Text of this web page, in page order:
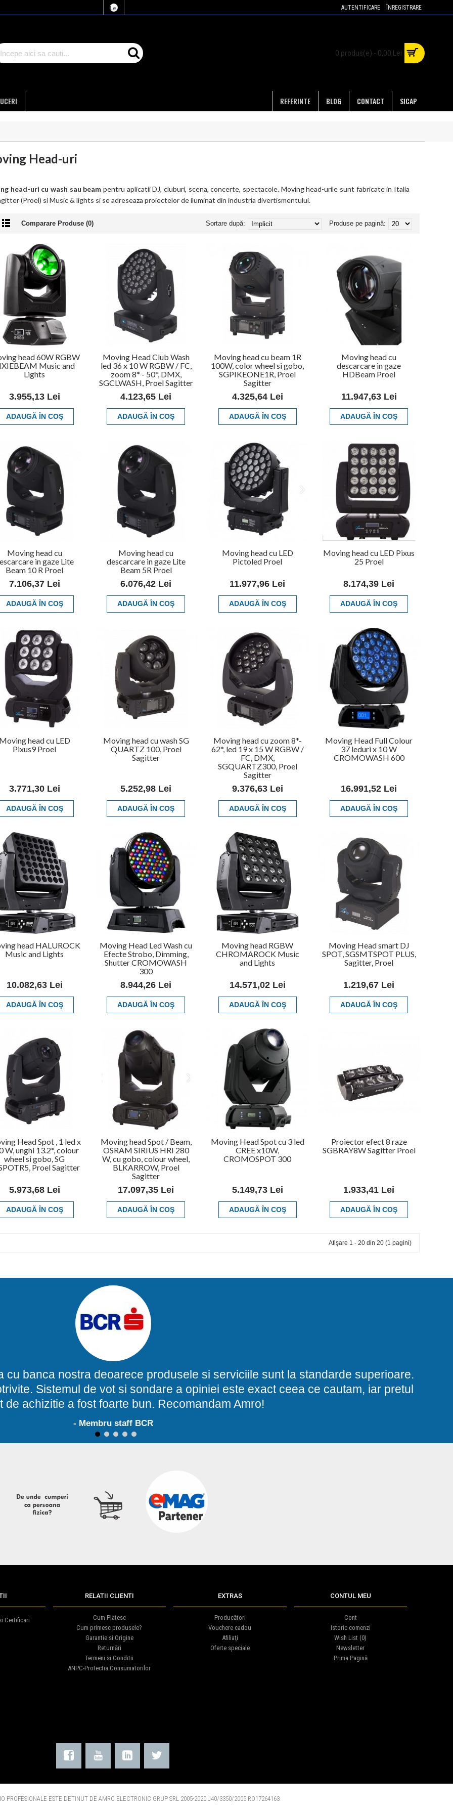
Lei AUTENTIFICARE ÎNREGISTRARE
0 produs(e) - 0,00 Lei
SICAP
CONTACT
BLOG
REFERINTE
Head-uri
head-uri cu wash sau beam pentru aplicatii DJ, cluburi, scena, concerte, spectacole. Moving head-urile sunt fabricate in Italia
(Proel) si Music & lights si se adreseaza proiectelor de iluminat din industria divertismentului.
Comparare Produse (0) Produse pe pagină:
Sortare după:
head 60W RGBW
Music and
Lights
3.955,13 Lei
ADAUGĂ ÎN COŞ
Moving Head Club Wash
led 36 x 10 W RGBW / FC,
zoom 8* - 50*, DMX,
SGCLWASH, Proel Sagitter
4.123,65 Lei
ADAUGĂ ÎN COŞ
Moving head cu beam 1R
100W, color wheel si gobo,
SGPIKEONE1R, Proel
Sagitter
4.325,64 Lei
ADAUGĂ ÎN COŞ
Moving head cu
descarcare in gaze
HDBeam Proel
11.947,63 Lei
ADAUGĂ ÎN COŞ
Moving head cu
in gaze Lite
Beam 10 R Proel
7.106,37 Lei
ADAUGĂ ÎN COŞ
Moving head cu
descarcare in gaze Lite
Beam 5R Proel
6.076,42 Lei
ADAUGĂ ÎN COŞ
Moving head cu LED
Pictoled Proel
11.977,96 Lei
ADAUGĂ ÎN COŞ
Moving head cu LED Pixus
25 Proel
8.174,39 Lei
ADAUGĂ ÎN COŞ
head cu LED
Pixus9 Proel
3.771,30 Lei
ADAUGĂ ÎN COŞ
Moving head cu wash SG
QUARTZ 100, Proel
Sagitter
5.252,98 Lei
ADAUGĂ ÎN COŞ
Moving head cu zoom 8*-
62*, led 19 x 15 W RGBW /
FC, DMX,
SGQUARTZ300, Proel
Sagitter
9.376,63 Lei
ADAUGĂ ÎN COŞ
Moving Head Full Colour
37 leduri x 10 W
CROMOWASH 600
16.991,52 Lei
ADAUGĂ ÎN COŞ
head HALUROCK
Music and Lights
10.082,63 Lei
ADAUGĂ ÎN COŞ
Moving Head Led Wash cu
Efecte Strobo, Dimming,
Shutter CROMOWASH
300
8.944,26 Lei
ADAUGĂ ÎN COŞ
Moving head RGBW
CHROMAROCK Music
and Lights
14.571,02 Lei
ADAUGĂ ÎN COŞ
Moving Head smart DJ
SPOT, SGSMTSPOT PLUS,
Sagitter, Proel
1.219,67 Lei
ADAUGĂ ÎN COŞ
Head Spot , 1 led x
W, unghi 13.2*, colour
wheel si gobo, SG
Proel Sagitter
5.973,68 Lei
ADAUGĂ ÎN COŞ
Moving head Spot / Beam,
OSRAM SIRIUS HRI 280
W, cu gobo, colour wheel,
BLKARROW, Proel
Sagitter
17.097,35 Lei
ADAUGĂ ÎN COŞ
Moving Head Spot cu 3 led
CREE x10W,
CROMOSPOT 300
5.149,73 Lei
ADAUGĂ ÎN COŞ
Proiector efect 8 raze
SGBRAY8W Sagitter Proel
1.933,41 Lei
ADAUGĂ ÎN COŞ
Afişare 1 - 20 din 20 (1 pagini)
cu banca nostra deoarece produsele si serviciile sunt la standarde superioare.
Sistemul de vot si sondare a opiniei este exact ceea ce cautam, iar pretul
de achizitie a fost foarte bun. Recomandam Amro!
- Membru staff BCR
1 2 3 4 5
Certificari
RELATII CLIENTI
Cum Platesc
Cum primesc produsele?
Garantie si Origine
Returnări
Termeni si Conditii
ANPC-Protectia Consumatorilor
EXTRAS
Producători
Vouchere cadou
Afiliaţi
Oferte speciale
CONTUL MEU
Cont
Istoric comenzi
Wish List (0)
Newsletter
Prima Pagină
PROFESIONALE ESTE DETINUT DE AMRO ELECTRONIC GRUP SRL 2005-2020 J40/3350/2005 RO17264163